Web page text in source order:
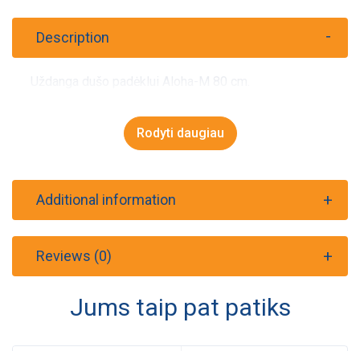
Description
Rodyti daugiau
Additional information
Reviews (0)
Jums taip pat patiks